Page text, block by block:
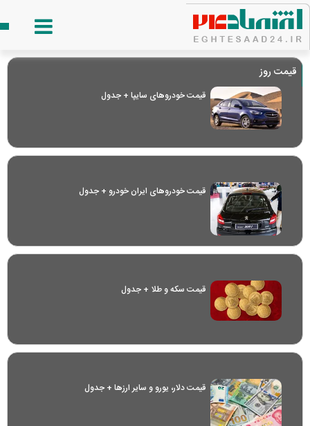
قیمت روز
قیمت خودرو‌های سایپا + جدول
قیمت خودرو‌های ایران خودرو + جدول
قیمت سکه و طلا + جدول
قیمت دلار، یورو و سایر ارز‌ها + جدول